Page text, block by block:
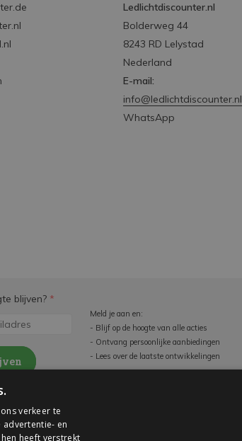
Ledlichtdiscounter.nl
Bolderweg 44
8243 RD Lelystad
Nederland
E-mail:
info@ledlichtdiscounter.nl
WhatsApp
blijven? *
beperkingen
Meld je aan en:
- Blijf op de hoogte van alle acties
- Ontvang persoonlijke aanbiedingen
- Lees over de laatste ontwikkelingen
verkeer te
advertentie- en
heeft verstrekt